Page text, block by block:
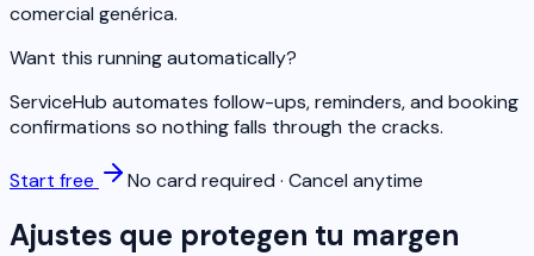
comercial genérica.
Want this running automatically?
ServiceHub automates follow-ups, reminders, and booking
confirmations so nothing falls through the cracks.
Start free No card required · Cancel anytime
Ajustes que protegen tu margen